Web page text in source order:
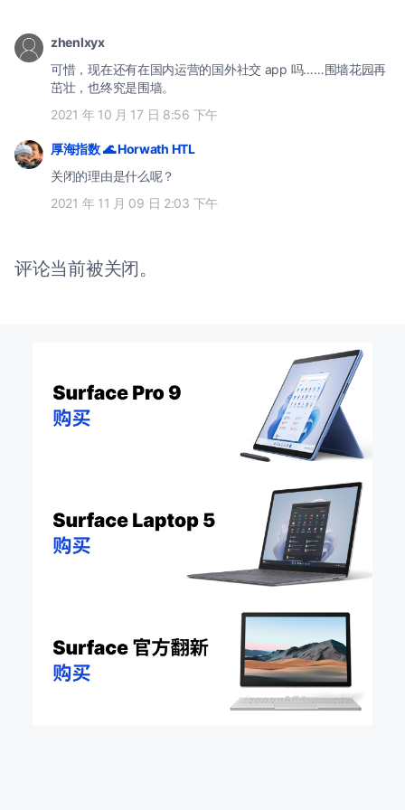
zhenlxyx
可惜，现在还有在国内运营的国外社交 app 吗……围墙花园再
茁壮，也终究是围墙。
2021 年 10 月 17 日 8:56 下午
厚海指数 🌊 Horwath HTL
关闭的理由是什么呢？
2021 年 11 月 09 日 2:03 下午
评论当前被关闭。